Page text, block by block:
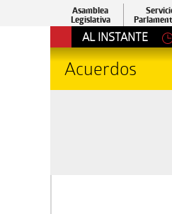
Asamblea
Legislativa
AL INSTANTE
Acuerdos